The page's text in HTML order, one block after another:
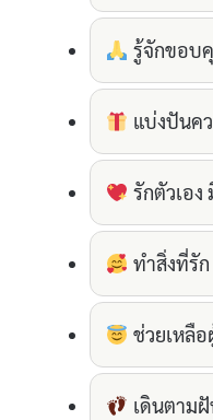
รู้จักขอบ
แบ่งปันค
รักตัวเอง
ทำสิ่งที่รั
ช่วยเหลื
เดินตาม